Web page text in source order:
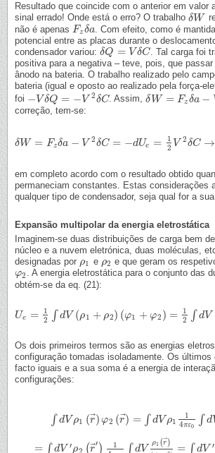
Resultado que coincide com o anterior em valor
sinal errado! Onde está o erro? O trabalho δW
δW
não é apenas Fz δa
Fzδa . Com efeito, como é
potencial entre as placas durante o
condensador variou: δQ = V δC
δQ= Vδ C
. Tal carga foi
positiva para a negativa – teve, pois, que
ânodo na bateria. O trabalho realizado pelo
bateria (igual e oposto ao realizado pela força-
foi − V δQ = − V 2δC
−VδQ=−V2 δC . Assim,δ W = Fz δa −
δ W= Fz δa−V2 δC
correção, tem-se:
δW = Fzδa − V 2δC = −dUe =
1
2 V 2δC →
δW= Fz δa−V2 δC =−dUe =12 V2δC→F z= 12 V2dCda
em completo acordo com o resultado obtido
permaneciam constantes. Estas considerações
qualquer tipo de condensador, seja qual for a sua
Expansão multipolar da energia eletrostática
Imaginem-se duas distribuições de carga bem
núcleo e a nuvem eletrónica, duas moléculas,
designadas por ρ1
ρ1 e ρ2
ρ2 e que geram os
φ2
φ2 . A energia eletrostática para o conjunto das
obtém-se da eq. (21):
Ue =
1
2
∫ dV (ρ1 + ρ2) (φ1 + φ2 ) =
1
2
∫ dV
Ue =12 ∫d V( ρ1+ ρ 2)( φ1+φ2) =12 dV (ρ1 φ 1+ρ 2φ 2 +ρ1
Os dois primeiros termos são as energias
configuração tomadas isoladamente. Os
facto iguais e a sua soma é a energia de
configurações:
∫ dV ρ1 (r⃗
) φ2 (r⃗
) = ∫ dV ρ1
1
4πε0 ∫ d
∫d Vρ1(r→)φ2(r→)= ∫ dVρ 1 14πε0∫ dV′ρ2 (r →
= ∫ dV ′ρ2 (r⃗′ )
1
∫ dV
ρ1 (r⃗) = ∫ dV ′
=∫d V ′ρ2( r→′) 14π ε 0∫dVρ 1 (r→ )|r→−r →′| =∫ dV′ρ